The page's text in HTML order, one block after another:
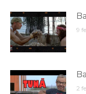
9
2